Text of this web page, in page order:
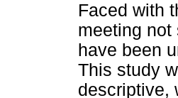
Faced with
meeting not
have been
This study
descriptive,